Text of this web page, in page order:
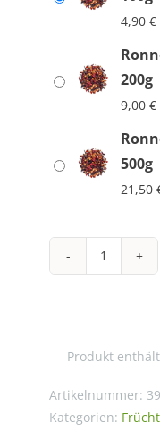
4,90 €
200g
9,00 €
500g
21,50
Frech®
Menge
Produkt
Artikelnummer:
Kategorien: